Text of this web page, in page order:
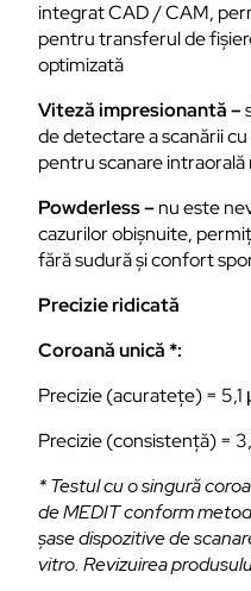
integrat CAD / CAM,
pentru transferul de
optimizată
Viteză impresionantă –
de detectare a scanării
pentru scanare intraorală
Powderless –nu este
cazurilor obișnuite,
fără sudură și confort
Precizie ridicată
Coroană unică *:
Precizie (acuratețe) =
Precizie (consistență) =
* Testul cu o singură
de MEDIT conform
șase dispozitive de
vitro. Revizuirea